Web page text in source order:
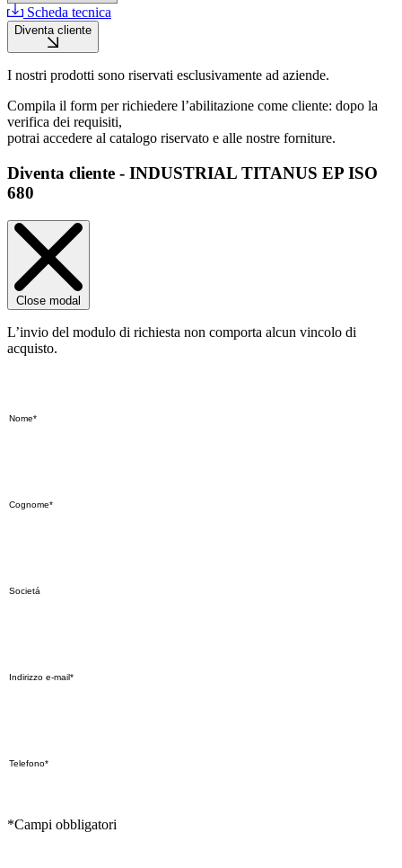
Scheda tecnica
Diventa cliente
I nostri prodotti sono riservati esclusivamente ad aziende.
Compila il form per richiedere l’abilitazione come cliente: dopo la
verifica dei requisiti,
potrai accedere al catalogo riservato e alle nostre forniture.
Diventa cliente - INDUSTRIAL TITANUS EP ISO
680
Close modal
L’invio del modulo di richiesta non comporta alcun vincolo di
acquisto.
*Campi obbligatori